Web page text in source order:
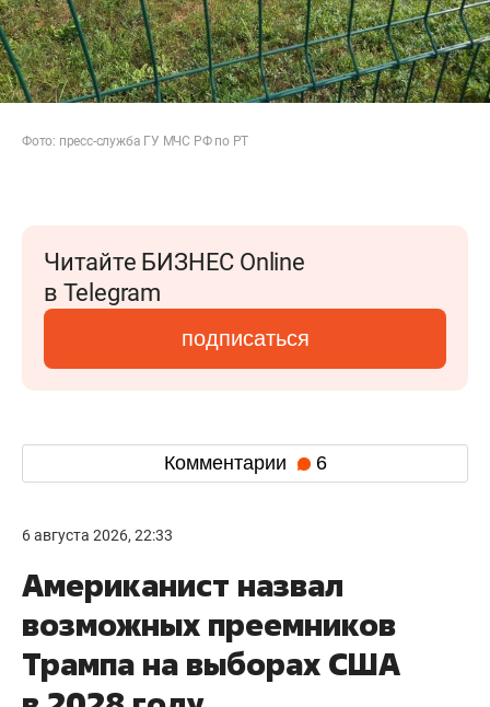
Фото: пресс-служба ГУ МЧС РФ по РТ
Читайте БИЗНЕС Online
в Telegram
подписаться
Комментарии 6
6 августа 2026, 22:33
Американист назвал
возможных преемников
Трампа на выборах США